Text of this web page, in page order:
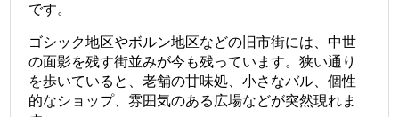
です。
ゴシック地区やボルン地区などの旧市街には、中世
の面影を残す街並みが今も残っています。狭い通り
を歩いていると、老舗の甘味処、小さなバル、個性
的なショップ、雰囲気のある広場などが突然現れま